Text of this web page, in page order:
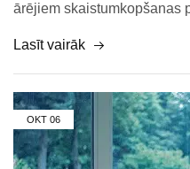
ārējiem
Lasīt vairāk
OKT 06